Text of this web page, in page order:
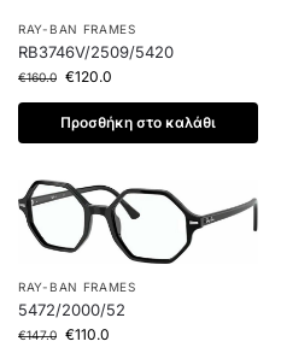
RAY-BAN FRAMES
RB3746V/2509/5420
€160.0 €120.0
Προσθήκη στο καλάθι
RAY-BAN FRAMES
5472/2000/52
€147.0 €110.0